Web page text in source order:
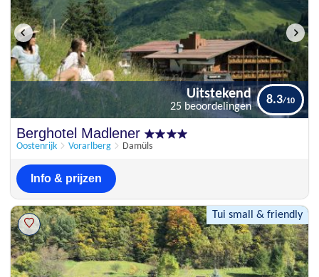
Uitstekend
Berghotel Madlener
Oostenrijk Vorarlberg Damüls
Uitstekend
25 beoordelingen
8.3
Info & prijzen
Tui small & friendly